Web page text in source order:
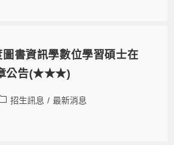
書資訊學數位學習碩士在
公告(★★★)
招生訊息 / 最新消息